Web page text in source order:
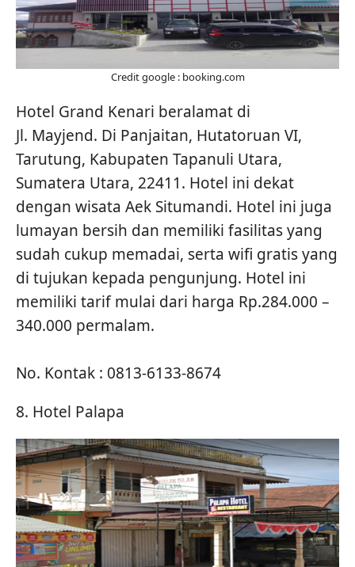
Credit google : booking.com
Hotel Grand Kenari beralamat di
Jl. Mayjend. Di Panjaitan, Hutatoruan VI,
Tarutung, Kabupaten Tapanuli Utara,
Sumatera Utara, 22411. Hotel ini dekat
dengan wisata Aek Situmandi. Hotel ini juga
lumayan bersih dan memiliki fasilitas yang
sudah cukup memadai, serta wifi gratis yang
di tujukan kepada pengunjung. Hotel ini
memiliki tarif mulai dari harga Rp.284.000 –
340.000 permalam.
No. Kontak : 0813-6133-8674
8. Hotel Palapa